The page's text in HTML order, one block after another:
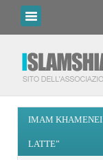
IMAM
LATTE”